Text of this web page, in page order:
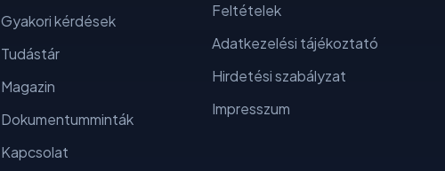
Gyakori kérdések
Tudástár
Magazin
Dokumentumminták
Kapcsolat
Feltételek
Adatkezelési tájékoztató
Hirdetési szabályzat
Impresszum